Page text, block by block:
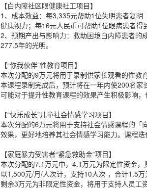
【白内障社区眼健康社工项目】
1、成本效益：每3,335元帮助1位失明患者复
健康视力；每16元人民币可帮助1位眼病患者得
2、预期产出与影响力：救助困境白内障患者
277.5年的光明。
【“你我伙伴”性教育项目】
本次分配的9万元将用于录制供家长观看的性教
本课程录制完成后，预计将在一年内使200名
可能对于提升性教育课程的效果产生积极影响
【“快乐成长”儿童社会情感学习项目】
本次分配的6万元将用于支持社会情感课程的
效果，更好地培养其社会情感学习能力。课程
【家庭暴力受害者“紧急救助金”项目】
本次分配的7.1万元中，4.1万元为限定性资金
以1,500元/月/人次计，支持10人次 ，合计1.5
剩余3万元为非限定性资金，将用于支持人员工